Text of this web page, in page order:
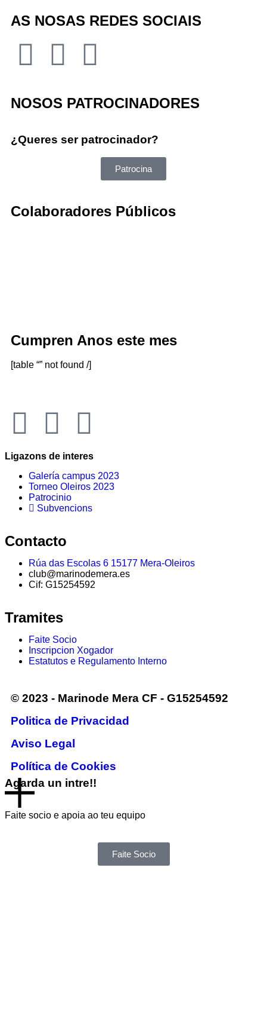
AS NOSAS REDES SOCIAIS
NOSOS PATROCINADORES
¿Queres ser patrocinador?
Patrocina
Colaboradores Públicos
Cumpren Anos este mes
[table “” not found /]
Ligazons de interes
Galería campus 2023
Torneo Oleiros 2023
Patrocinio
Subvencions
Contacto
Rúa das Escolas 6 15177 Mera-Oleiros
club@marinodemera.es
Cif: G15254592
Tramites
Faite Socio
Inscripcion Xogador
Estatutos e Regulamento Interno
© 2023 - Marinode Mera CF - G15254592
Politica de Privacidad
Aviso Legal
Política de Cookies
Agarda un intre!!
Faite socio e apoia ao teu equipo
Faite Socio